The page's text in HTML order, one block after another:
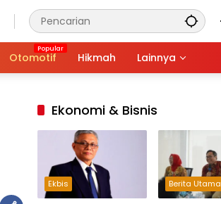
Otomotif Hikmah Lainnya
Ekonomi & Bisnis
Ekbis Berita Utama